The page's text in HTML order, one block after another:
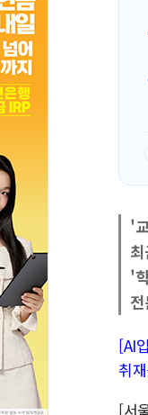
'
'
[AI
취
[서